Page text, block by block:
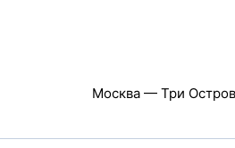
Москва — Три